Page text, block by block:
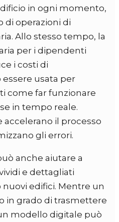
in ogni momento,
di operazioni di
Allo stesso tempo, la
per i dipendenti
i costi di
essere usata per
come far funzionare
in tempo reale.
il processo
gli errori.
anche aiutare a
e dettagliati
edifici. Mentre un
in grado di trasmettere
modello digitale può